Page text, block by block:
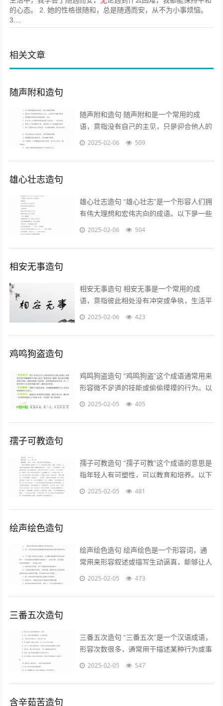
的心态。 2. 她的性格很随和，总是随遇而安，从不为小事烦恼。
3....
相关文章
随声附和造句
随声附和造句 随声附和是一个常用的成
语，意指没有自己的主见，只是迎合他人的
意见。以下是一些关于“随声附和”的造句示
2025-02-06 509
雄心壮志造句
雄心壮志造句 “雄心壮志”是一个形容人们拥
有伟大理想和宏伟志向的成语。以下是一些
使用“雄心壮志”造句的例子，帮助你更好地
2025-02-06 504
相安无事造句
相安无事造句 相安无事是一个常用的成
语，意指彼此相处没有冲突或争执，生活平
静和谐。以下是一些使用“相安无事”造句的
2025-02-06 423
鸡鸣狗盗造句
鸡鸣狗盗造句 “鸡鸣狗盗”这个成语通常用来
形容微不足道的技能或偷偷摸摸的行为。以
下是一些使用“鸡鸣狗盗”造句的例子： 1. 他
2025-02-05 405
孺子可教造句
孺子可教造句 “孺子可教”这个成语的意思是
指年轻人有可塑性，可以教育和培养。以下
是一个造句的例子： 在学校里，老师发现
2025-02-05 481
绘声绘色造句
绘声绘色造句 绘声绘色是一个形容词，通
常用来形容叙述或描写生动逼真，能够让人
感受到场景的真实感。以下是一些关于“绘
2025-02-05 473
三番五次造句
三番五次造句 “三番五次”是一个汉语成语，
形容次数很多，通常用于描述某种行为或事
件的重复发生。以下是一些使用“三番五次”
2025-02-05 547
含辛茹苦造句